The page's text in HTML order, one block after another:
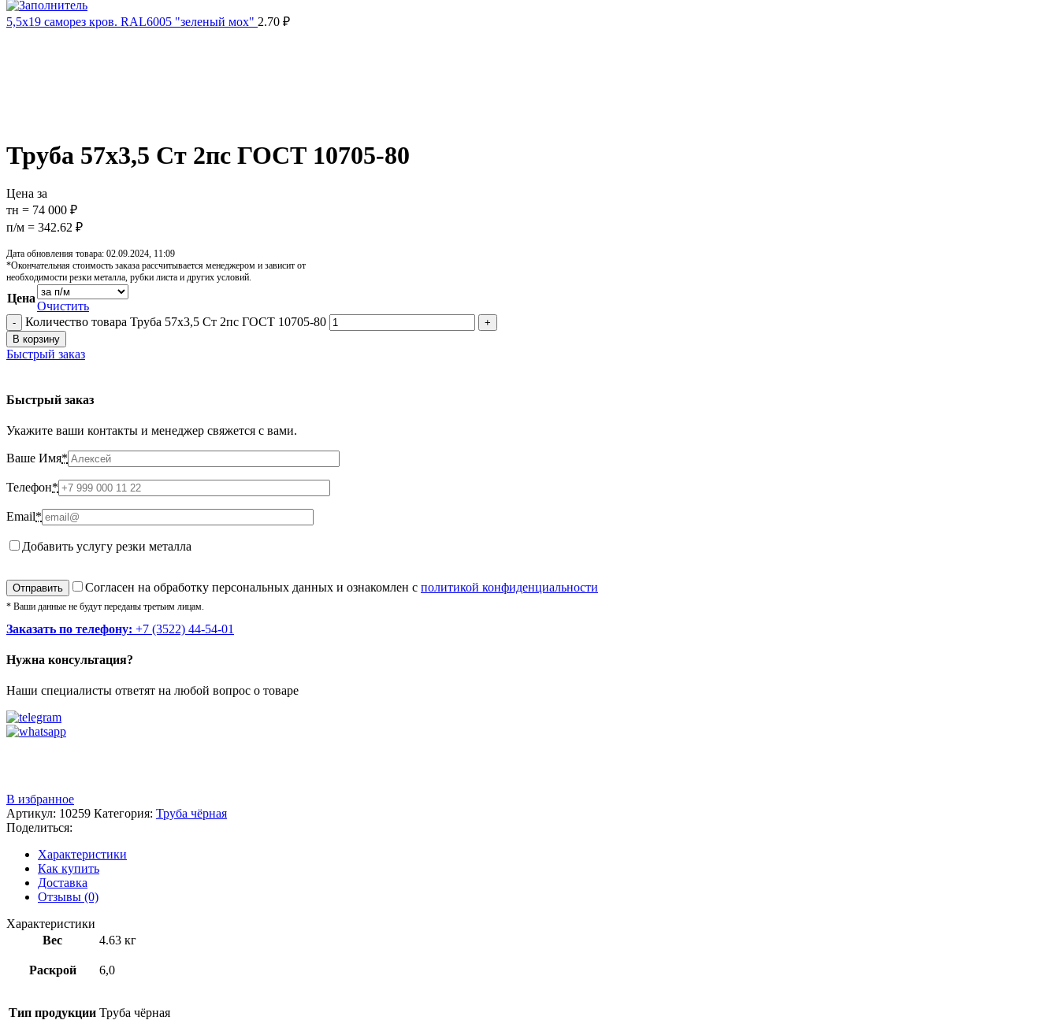
5,5х19 cаморез кров. RAL6005 "зеленый мох" 2.70 ₽
Труба 57х3,5 Ст 2пс ГОСТ 10705-80
Цена за
тн = 74 000 ₽
п/м = 342.62 ₽
Дата обновления товара: 02.09.2024, 11:09
*Окончательная стоимость заказа рассчитывается менеджером и зависит от
необходимости резки металла, рубки листа и других условий.
Цена
Очистить
Количество товара Труба 57х3,5 Ст 2пс ГОСТ 10705-80
В корзину
Быстрый заказ
Быстрый заказ
Укажите ваши контакты и менеджер свяжется с вами.
Ваше Имя*
Телефон*
Email*
Добавить услугу резки металла
Cогласен на обработку персональных данных и ознакомлен с политикой конфиденциальности
* Ваши данные не будут переданы третьим лицам.
Заказать по телефону: +7 (3522) 44-54-01
Нужна консультация?
Наши специалисты ответят на любой вопрос о товаре
В избранное
Артикул: 10259 Категория: Труба чёрная
Поделиться:
Характеристики
Как купить
Доставка
Отзывы (0)
Характеристики
Вес
4.63 кг
Раскрой 6,0
Тип продукции Труба чёрная